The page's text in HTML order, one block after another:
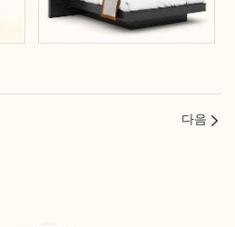
다음